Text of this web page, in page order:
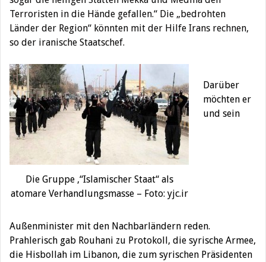
Terroristen in die Hände gefallen.“ Die „bedrohten
Länder der Region“ könnten mit der Hilfe Irans rechnen,
so der iranische Staatschef.
Die Gruppe ‚“Islamischer Staat“ als
atomare Verhandlungsmasse – Foto: yjc.ir
Darüber
möchten er
und sein
Außenminister mit den Nachbarländern reden.
Prahlerisch gab Rouhani zu Protokoll, die syrische Armee,
die Hisbollah im Libanon, die zum syrischen Präsidenten